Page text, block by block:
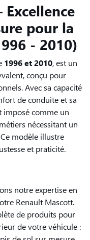
pour la
- 2010)
1996 et 2010, est un
conçu pour
Avec sa capacité
de conduite et sa
imposé comme un
nécessitant un
modèle illustre
et praticité.
notre expertise en
Renault Mascott.
de produits pour
de votre véhicule :